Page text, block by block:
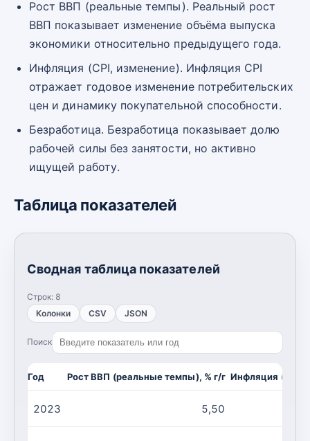
Рост ВВП (реальные темпы). Реальный рост
ВВП показывает изменение объёма выпуска
экономики относительно предыдущего года.
Инфляция (CPI, изменение). Инфляция CPI
отражает годовое изменение потребительских
цен и динамику покупательной способности.
Безработица. Безработица показывает долю
рабочей силы без занятости, но активно
ищущей работу.
Таблица показателей
Сводная таблица показателей
Строк: 8
Колонки
CSV JSON
Поиск
Год Рост ВВП (реальные темпы), % г/г Инфляция (CPI,
2023 5,50